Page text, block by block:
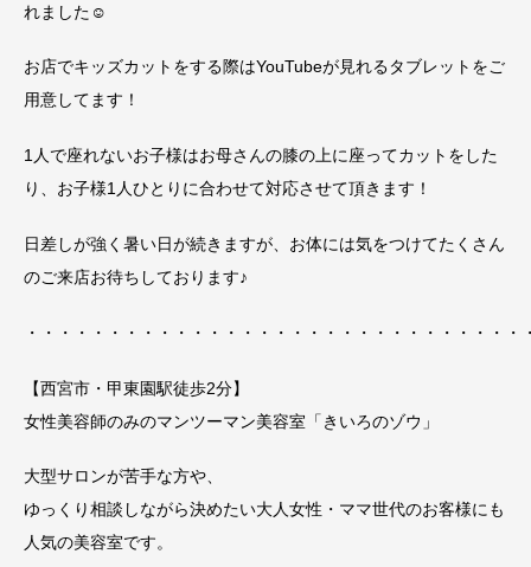
れました☺︎
お店でキッズカットをする際はYouTubeが見れるタブレットをご
用意してます！
1人で座れないお子様はお母さんの膝の上に座ってカットをした
り、お子様1人ひとりに合わせて対応させて頂きます！
日差しが強く暑い日が続きますが、お体には気をつけてたくさん
のご来店お待ちしております♪
・・・・・・・・・・・・・・・・・・・・・・・・・・・・・・
【西宮市・甲東園駅徒歩2分】
女性美容師のみのマンツーマン美容室「きいろのゾウ」
大型サロンが苦手な方や、
ゆっくり相談しながら決めたい大人女性・ママ世代のお客様にも
人気の美容室です。